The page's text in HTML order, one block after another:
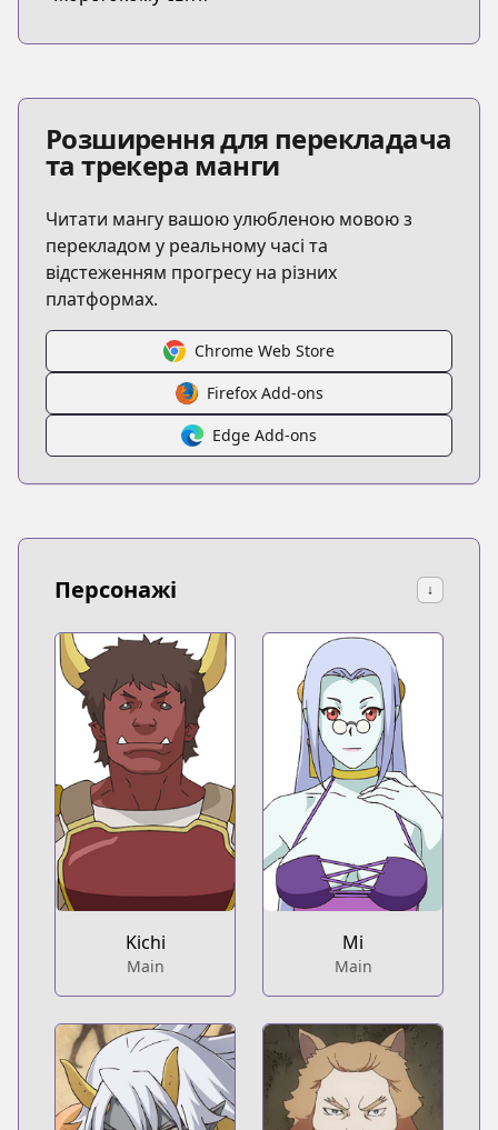
Розширення для перекладача
та трекера манги
Читати мангу вашою улюбленою мовою з
перекладом у реальному часі та
відстеженням прогресу на різних
платформах.
Chrome Web Store
Firefox Add-ons
Edge Add-ons
Персонажі ↓
Kichi
Main
Mi
Main